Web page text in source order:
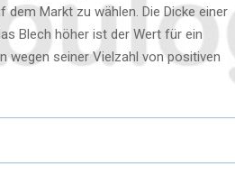
Markt zu wählen. Die Dicke einer
Blech höher ist der Wert für ein
wegen seiner Vielzahl von positiven